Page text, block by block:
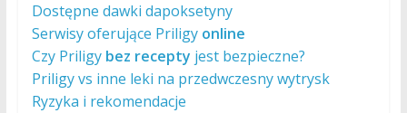
Dostępne dawki dapoksetyny
Serwisy oferujące Priligy online
Czy Priligy bez recepty jest bezpieczne?
Priligy vs inne leki na przedwczesny wytrysk
Ryzyka i rekomendacje